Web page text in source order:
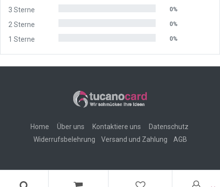
3 Sterne 0%
2 Sterne 0%
1 Sterne 0%
Home Über uns Kontaktiere uns
Datenschutz
Widerrufsbelehrung
Versand und Zahlung AGB